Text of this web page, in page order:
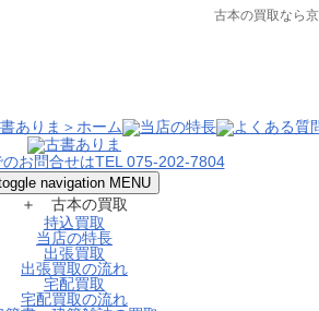
古本の買取なら
navigation MENU
＋ 古本の買取
持込買取
当店の特長
出張買取
出張買取の流れ
宅配買取
宅配買取の流れ